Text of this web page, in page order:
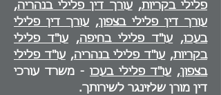
פלילי בקריות,עורך דין פלילי בנהריה,
עורך דין פלילי בצפון, עורך דין פלילי
בעכו, עו"ד פלילי בחיפה,עו"ד פלילי
בקריות, עו"ד פלילי בנהריה,עו"ד פלילי
בצפון, עו"ד פלילי בעכו - משרד עורכי
דין מורן שלזינגר לשירותך.